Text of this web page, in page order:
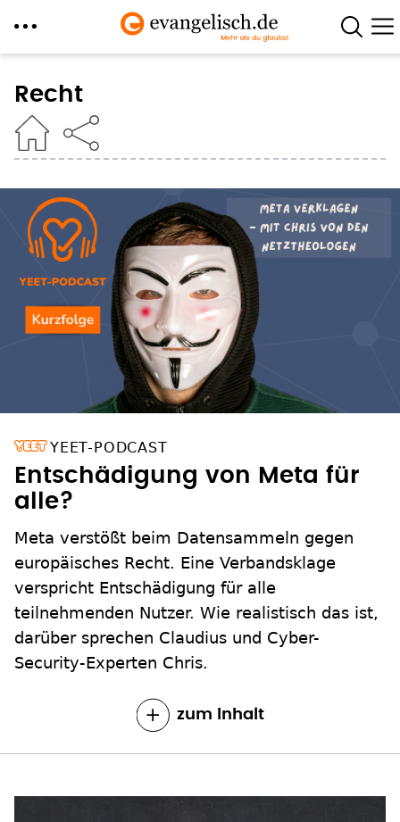
zum
Inhalt
Recht
YEET-PODCAST
Entschädigung von Meta für
alle?
Meta verstößt beim Datensammeln gegen
europäisches Recht. Eine Verbandsklage
verspricht Entschädigung für alle
teilnehmenden Nutzer. Wie realistisch das ist,
darüber sprechen Claudius und Cyber-
Security-Experten Chris.
zum Inhalt